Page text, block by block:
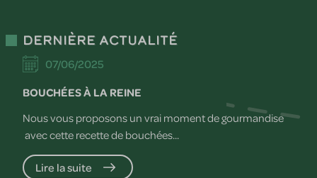
Dernière actualité
07/06/2025
BOUCHÉES À LA REINE
Nous vous proposons un vrai moment de gourmandise
avec cette recette de bouchées...
Lire la suite